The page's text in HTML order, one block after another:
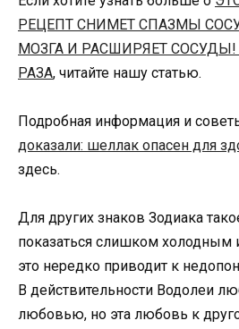
РЕЦЕПТ СНИМЕТ СПАЗМЫ
МОЗГА И РАСШИРЯЕТ
РАЗА, читайте нашу статью.
Подробная информация и
доказали: шеллак опасен для
здесь.
Для других знаков Зодиака
показаться слишком холодным
это нередко приводит к
В действительности Водолеи
любовью, но эта любовь к